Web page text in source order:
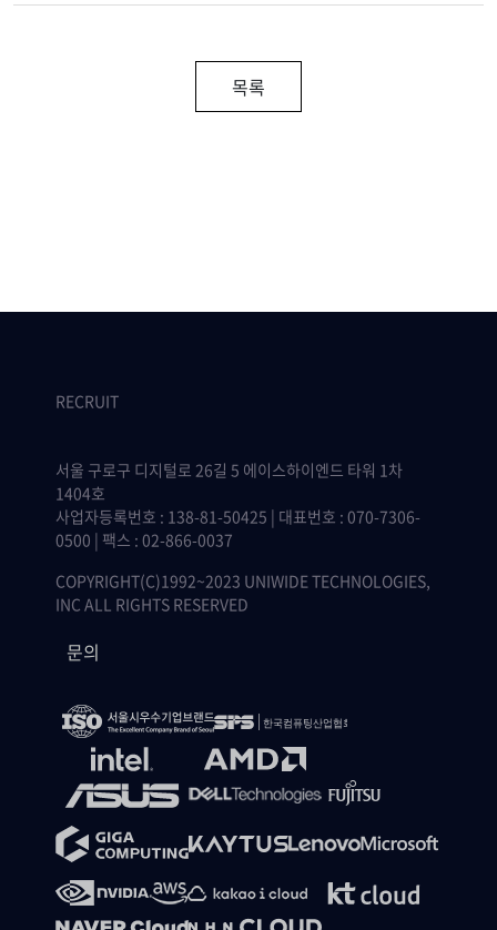
목록
RECRUIT
서울 구로구 디지털로 26길 5 에이스하이엔드 타워 1차
1404호
사업자등록번호 : 138-81-50425 | 대표번호 : 070-7306-
0500 | 팩스 : 02-866-0037
COPYRIGHT(C)1992~2023 UNIWIDE TECHNOLOGIES,
INC ALL RIGHTS RESERVED
문의